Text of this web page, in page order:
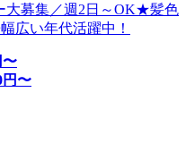
大募集／週2日～OK★髪色
広い年代活躍中！
〜
円〜